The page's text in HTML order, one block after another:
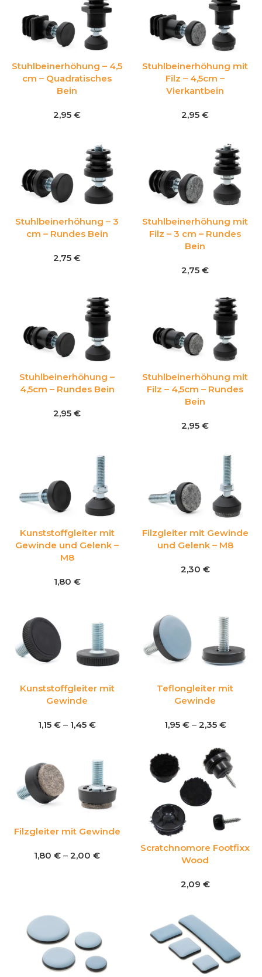
Stuhlbeinerhöhung – 4,5
cm – Quadratisches
Bein
2,95 €
Stuhlbeinerhöhung mit
Filz – 4,5cm –
Vierkantbein
2,95 €
Stuhlbeinerhöhung – 3
cm – Rundes Bein
2,75 €
Stuhlbeinerhöhung mit
Filz – 3 cm – Rundes
Bein
2,75 €
Stuhlbeinerhöhung –
4,5cm – Rundes Bein
2,95 €
Stuhlbeinerhöhung mit
Filz – 4,5cm – Rundes
Bein
2,95 €
Kunststoffgleiter mit
Gewinde und Gelenk –
M8
1,80 €
Filzgleiter mit Gewinde
und Gelenk – M8
2,30 €
Kunststoffgleiter mit
Gewinde
1,15 € – 1,45 €
Teflongleiter mit
Gewinde
1,95 € – 2,35 €
Filzgleiter mit Gewinde
1,80 € – 2,00 €
Scratchnomore Footfixx
Wood
2,09 €